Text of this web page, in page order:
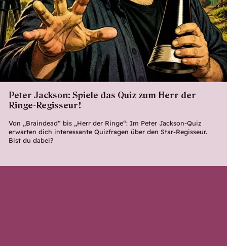
Peter Jackson: Spiele das Quiz zum Herr der
Ringe-Regisseur!
Von „Braindead“ bis „Herr der Ringe“: Im Peter Jackson-Quiz
erwarten dich interessante Quizfragen über den Star-Regisseur.
Bist du dabei?